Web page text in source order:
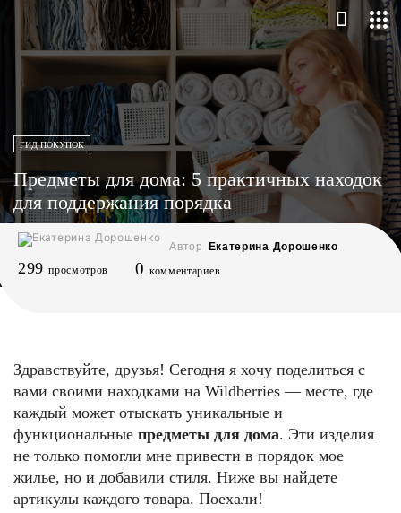
ГИД ПОКУПОК
Предметы для дома: 5 практичных находок
для поддержания порядка
Автор Екатерина Дорошенко
299 просмотров 0 комментариев
Здравствуйте, друзья! Сегодня я хочу поделиться с
вами своими находками на Wildberries — месте, где
каждый может отыскать уникальные и
функциональные предметы для дома. Эти изделия
не только помогли мне привести в порядок мое
жилье, но и добавили стиля. Ниже вы найдете
артикулы каждого товара. Поехали!